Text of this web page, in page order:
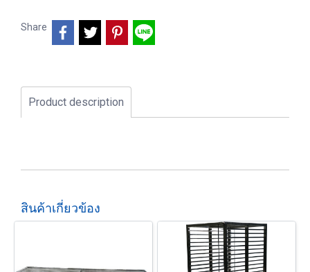
Share
Product description
สินค้าเกี่ยวข้อง